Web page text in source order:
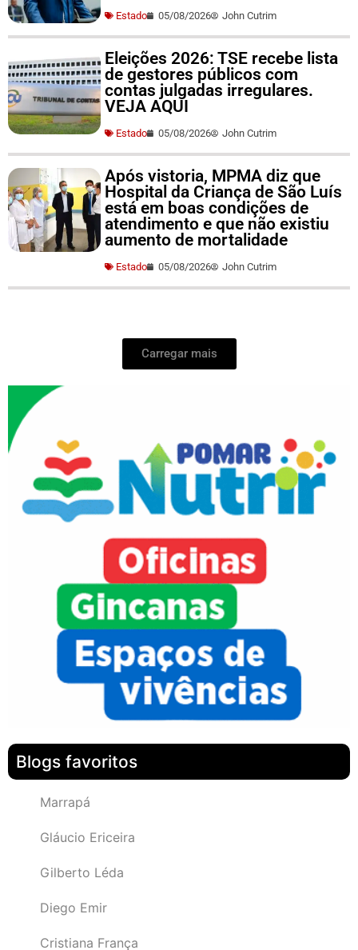
Estado 05/08/2026 John Cutrim
Eleições 2026: TSE recebe lista
de gestores públicos com
contas julgadas irregulares.
VEJA AQUI
Estado 05/08/2026 John Cutrim
Após vistoria, MPMA diz que
Hospital da Criança de São Luís
está em boas condições de
atendimento e que não existiu
aumento de mortalidade
Estado 05/08/2026 John Cutrim
Carregar mais
Blogs favoritos
Marrapá
Gláucio Ericeira
Gilberto Léda
Diego Emir
Cristiana França